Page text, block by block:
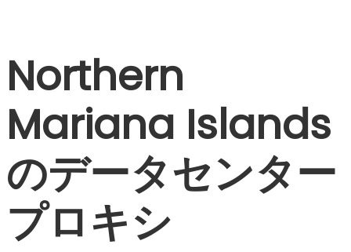
Northern
Mariana Islands
のデータセンター
プロキシ